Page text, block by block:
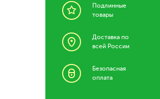
Подлинные
товары
Доставка по
всей России
Безопасная
оплата